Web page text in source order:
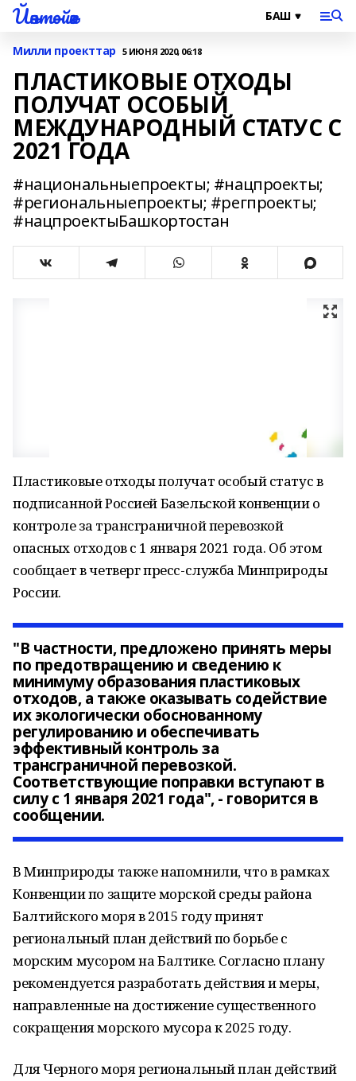
Йәнтөйәк
Милли проекттар 5 ИЮНЯ 2020, 06:18
ПЛАСТИКОВЫЕ ОТХОДЫ
ПОЛУЧАТ ОСОБЫЙ
МЕЖДУНАРОДНЫЙ СТАТУС С
2021 ГОДА
#национальныепроекты; #нацпроекты;
#региональныепроекты; #регпроекты;
#нацпроектыБашкортостан
Пластиковые отходы получат особый статус в
подписанной Россией Базельской конвенции о
контроле за трансграничной перевозкой
опасных отходов с 1 января 2021 года. Об этом
сообщает в четверг пресс-служба Минприроды
России.
"В частности, предложено принять меры
по предотвращению и сведению к
минимуму образования пластиковых
отходов, а также оказывать содействие
их экологически обоснованному
регулированию и обеспечивать
эффективный контроль за
трансграничной перевозкой.
Соответствующие поправки вступают в
силу с 1 января 2021 года", - говорится в
сообщении.
В Минприроды также напомнили, что в рамках
Конвенции по защите морской среды района
Балтийского моря в 2015 году принят
региональный план действий по борьбе с
морским мусором на Балтике. Согласно плану
рекомендуется разработать действия и меры,
направленные на достижение существенного
сокращения морского мусора к 2025 году.
Для Черного моря региональный план действий